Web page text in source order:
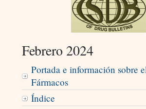
Febrero 2024
Portada e información sobre
Fármacos
Índice